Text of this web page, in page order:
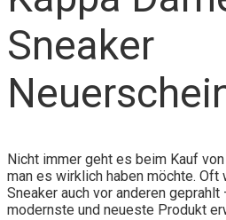
Sneaker
Nicht immer geht es beim Kauf
man es wirklich haben möchte. Oft
Sneaker auch vor anderen
modernste und neueste Produkt